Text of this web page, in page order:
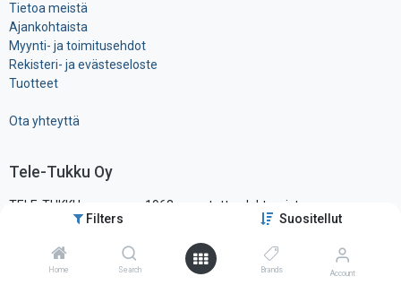
Filters Suositellut
Home Search Brands Account
Tietoa meistä
Ajankohtaista
Myynti- ja toimitusehdot
Rekisteri- ja ​evästeseloste
Tuotteet
Ota yhteyttä
Tele-Tukku Oy
TELE-TUKKU on vuonna 1963 perustettu elektronisten
komponenttien ja tarvikkeiden maahantuonti- ja tukkuliike, ollen yksi
alansa vanhimmista ja tunnetuimmista yrityksistä Suomessa.
Sijaitsemme pääkaupunkiseudun läheisyydessä hyvien
liikenneyhteysien varrella, vain noin vartin päässä lentokentältä.